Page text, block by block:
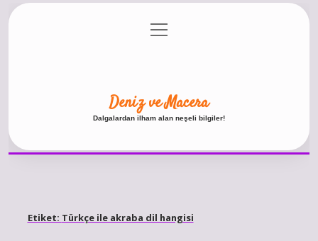
Gizlilik Politikası
menüyü
aç
Deniz ve Macera
Dalgalardan ilham alan neşeli bilgiler!
Etiket: Türkçe ile akraba dil hangisi